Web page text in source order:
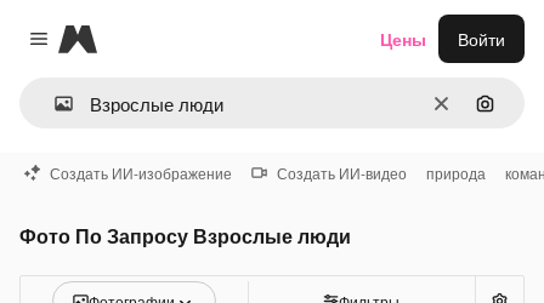
Close menu
Magnific
ОчиститьПоиск
Цены Войти
Создать ИИ-изображение Создать ИИ-видео природа
Фото По Запросу Взрослые люди